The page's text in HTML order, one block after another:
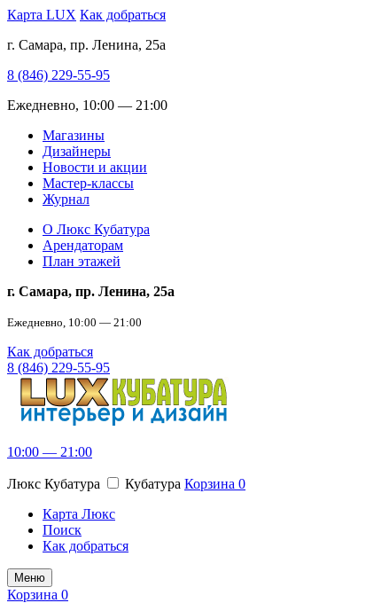
Карта LUX Как добраться
г. Самара, пр. Ленина, 25а
8 (846) 229-55-95
Ежедневно, 10:00 — 21:00
Магазины
Дизайнеры
Новости и акции
Мастер-классы
Журнал
О Люкс Кубатура
Арендаторам
План этажей
г. Самара, пр. Ленина, 25а
Ежедневно, 10:00 — 21:00
Как добраться
8 (846) 229-55-95
10:00 — 21:00
Люкс Кубатура Кубатура Корзина 0
Карта Люкс
Поиск
Как добраться
Меню
Корзина 0